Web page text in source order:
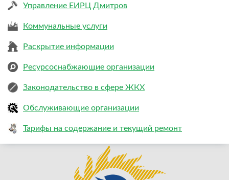
Управление ЕИРЦ Дмитров
Коммунальные услуги
Раскрытие информации
Ресурсоснабжающие организации
Законодательство в сфере ЖКХ
Обслуживающие организации
Тарифы на содержание и текущий ремонт